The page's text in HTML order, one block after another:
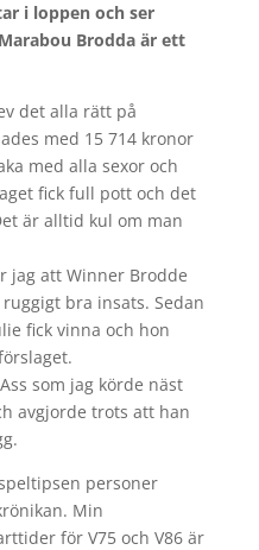
i loppen och ser
Brodda är ett
det alla rätt på
med 15 714 kronor
med alla sexor och
fick full pott och det
är alltid kul om man
jag att Winner Brodde
bra insats. Sedan
fick vinna och hon
som jag körde näst
avgjorde trots att han
personer
Min
för V75 och V86 är